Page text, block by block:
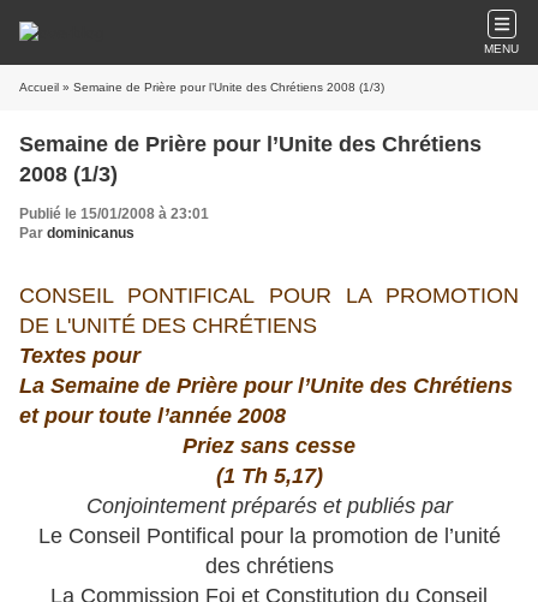
MENU
Accueil » Semaine de Prière pour l’Unite des Chrétiens 2008 (1/3)
Semaine de Prière pour l’Unite des Chrétiens
2008 (1/3)
Publié le 15/01/2008 à 23:01
Par dominicanus
CONSEIL PONTIFICAL POUR LA PROMOTION
DE L'UNITÉ DES CHRÉTIENS
Textes pour
La Semaine de Prière pour l’Unite des Chrétiens
et pour toute l’année 2008
Priez sans cesse
(1 Th 5,17)
Conjointement préparés et publiés par
Le Conseil Pontifical pour la promotion de l’unité
des chrétiens
La Commission Foi et Constitution du Conseil